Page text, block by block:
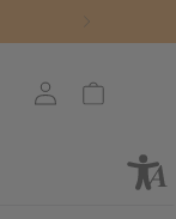
Mein KontoWarenkorb